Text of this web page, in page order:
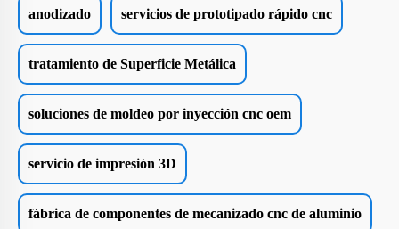
anodizado servicios de prototipado rápido cnc
tratamiento de Superficie Metálica
soluciones de moldeo por inyección cnc oem
servicio de impresión 3D
fábrica de componentes de mecanizado cnc de aluminio